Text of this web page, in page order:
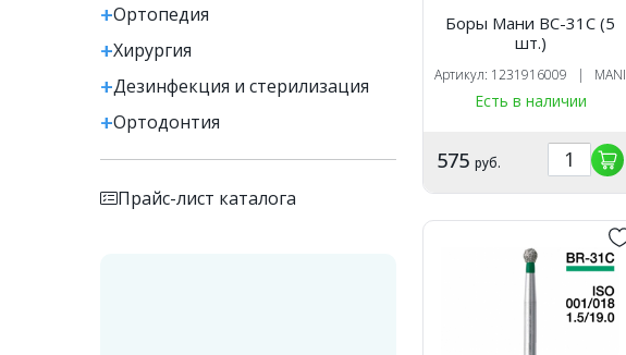
Ортопедия
Хирургия
Дезинфекция и стерилизация
Ортодонтия
Прайс-лист каталога
Боры Мани BC-31C (5
шт.)
Артикул: 1231916009 | MANI
Есть в наличии
575 руб.